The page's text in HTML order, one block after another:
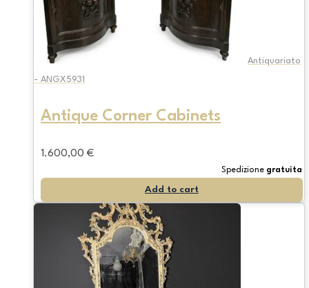
Antiquariato
- ANGX5931
Antique Corner Cabinets
1.600,00 €
Spedizione gratuita
Add to cart